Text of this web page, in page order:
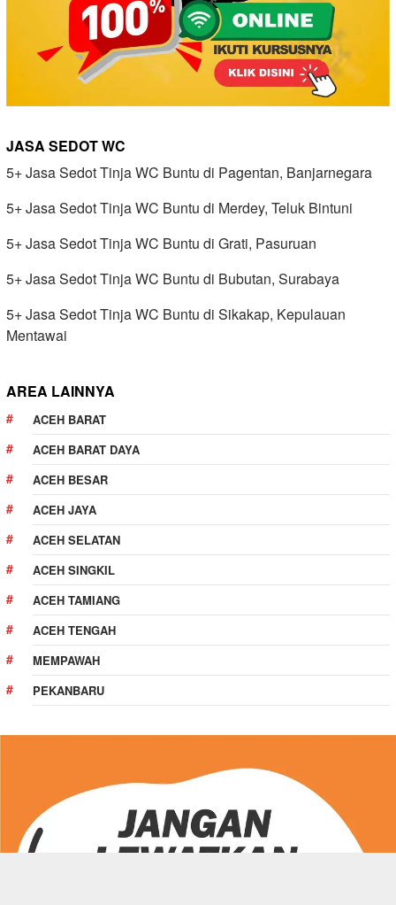
JASA SEDOT WC
5+ Jasa Sedot Tinja WC Buntu di Pagentan, Banjarnegara
5+ Jasa Sedot Tinja WC Buntu di Merdey, Teluk Bintuni
5+ Jasa Sedot Tinja WC Buntu di Grati, Pasuruan
5+ Jasa Sedot Tinja WC Buntu di Bubutan, Surabaya
5+ Jasa Sedot Tinja WC Buntu di Sikakap, Kepulauan
Mentawai
AREA LAINNYA
ACEH BARAT
ACEH BARAT DAYA
ACEH BESAR
ACEH JAYA
ACEH SELATAN
ACEH SINGKIL
ACEH TAMIANG
ACEH TENGAH
MEMPAWAH
PEKANBARU